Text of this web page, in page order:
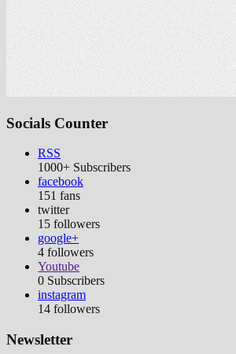
Socials Counter
RSS
1000+ Subscribers
facebook
151 fans
twitter
15 followers
google+
4 followers
Youtube
0 Subscribers
instagram
14 followers
Newsletter